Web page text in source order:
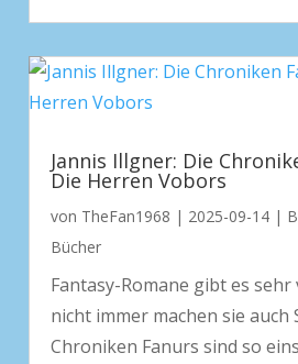
Jannis Illgner: Die
Die Herren Vobors
von TheFan1968 | 2025-09-14|
Bücher
Fantasy-Romane gibt es sehr
nicht immer machen sie auch
Chroniken Fanurs sind so